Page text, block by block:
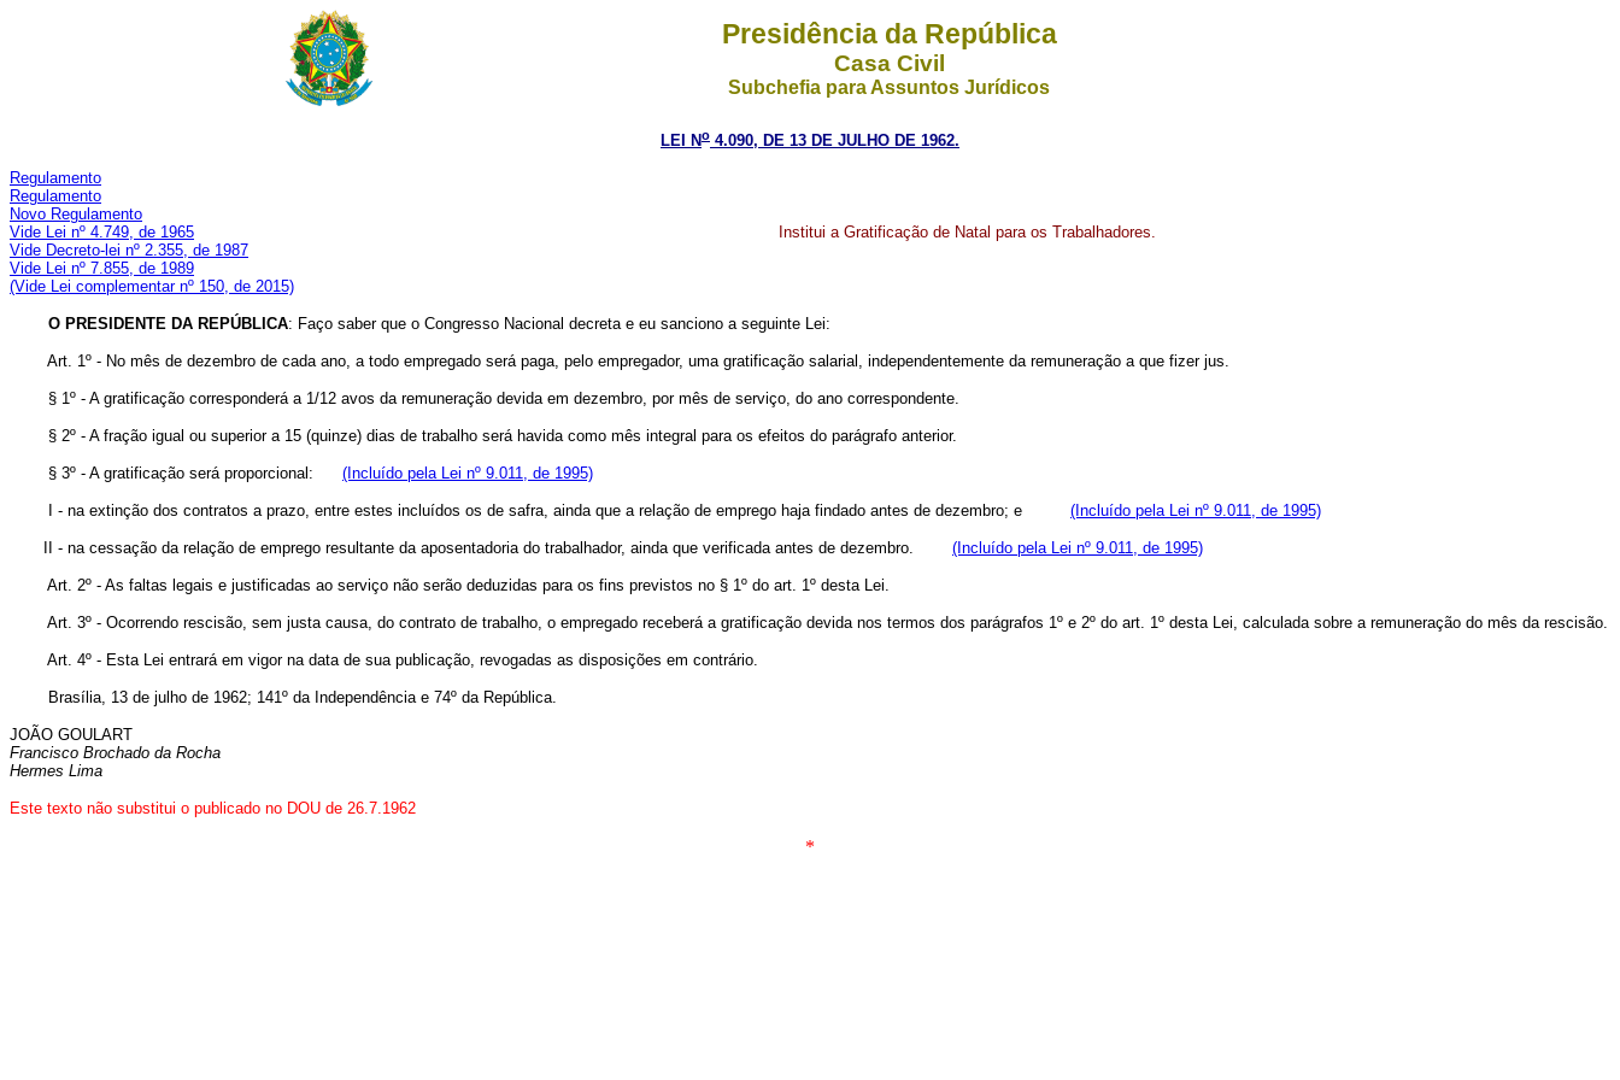
Presidência da República
Casa Civil
Subchefia para Assuntos Jurídicos
LEI No 4.090, DE 13 DE JULHO DE 1962.
Regulamento
Regulamento
Novo Regulamento
Vide Lei nº 4.749, de 1965
Vide Decreto-lei nº 2.355, de 1987
Vide Lei nº 7.855, de 1989
(Vide Lei complementar nº 150, de 2015)
Institui a Gratificação de Natal para os Trabalhadores.
O PRESIDENTE DA REPÚBLICA: Faço saber que o Congresso Nacional decreta e eu sanciono a seguinte Lei:
Art. 1º - No mês de dezembro de cada ano, a todo empregado será paga, pelo empregador, uma gratificação salarial, independentemente da remuneração a que fizer jus.
§ 1º - A gratificação corresponderá a 1/12 avos da remuneração devida em dezembro, por mês de serviço, do ano correspondente.
§ 2º - A fração igual ou superior a 15 (quinze) dias de trabalho será havida como mês integral para os efeitos do parágrafo anterior.
§ 3º - A gratificação será proporcional: (Incluído pela Lei nº 9.011, de 1995)
I - na extinção dos contratos a prazo, entre estes incluídos os de safra, ainda que a relação de emprego haja findado antes de dezembro; e (Incluído pela Lei nº 9.011, de 1995)
II - na cessação da relação de emprego resultante da aposentadoria do trabalhador, ainda que verificada antes de dezembro. (Incluído pela Lei nº 9.011, de 1995)
Art. 2º - As faltas legais e justificadas ao serviço não serão deduzidas para os fins previstos no § 1º do art. 1º desta Lei.
Art. 3º - Ocorrendo rescisão, sem justa causa, do contrato de trabalho, o empregado receberá a gratificação devida nos termos dos parágrafos 1º e 2º do art. 1º desta Lei, calculada sobre a remuneração do mês da rescisão.
Art. 4º - Esta Lei entrará em vigor na data de sua publicação, revogadas as disposições em contrário.
Brasília, 13 de julho de 1962; 141º da Independência e 74º da República.
JOÃO GOULART
Francisco Brochado da Rocha
Hermes Lima
Este texto não substitui o publicado no DOU de 26.7.1962
*